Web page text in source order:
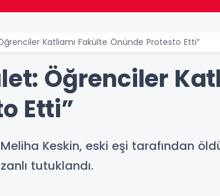
Katliamı Fakülte Önünde Protesto Etti”
Öğrenciler
Etti”
Keskin, eski eşi tarafından
tutuklandı.